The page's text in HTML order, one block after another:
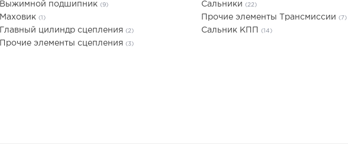
Выжимной подшипник (9)
Маховик (1)
Главный цилиндр сцепления (2)
Прочие элементы сцепления (3)
Сальники (22)
Прочие элементы Трансмиссии (7)
Сальник КПП (14)